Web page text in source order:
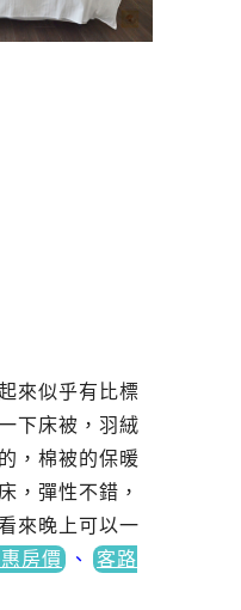
來似乎有比標
下床被，羽絨
，棉被的保暖
，彈性不錯，
來晚上可以一
房價 、
客路